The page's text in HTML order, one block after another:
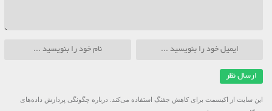
این سایت از اکیسمت برای کاهش جفنگ استفاده می‌کند. درباره چگونگی پردازش داده‌های